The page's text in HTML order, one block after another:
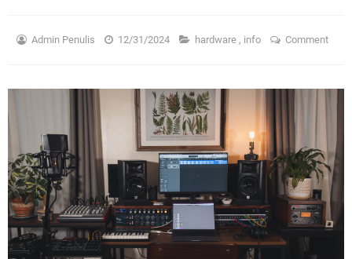
Admin Penulis 12/31/2024 hardware , info Comment